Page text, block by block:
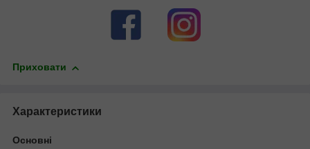
Приховати
Характеристики
Основні